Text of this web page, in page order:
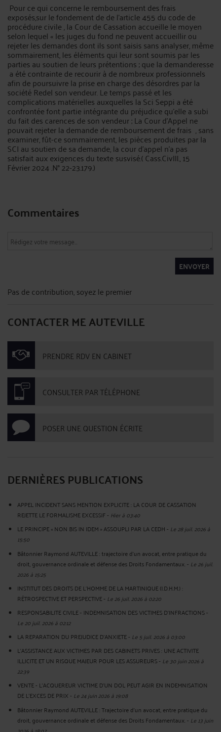
Pour ce qui concerne le remboursement des frais
exposés,sur le fondement de de l’article 455 du code de
procédure civile , la Cour de Cassation accueille le moyen
selon lequel « les juges du fond ne peuvent accueillir ou
rejeter les demandes dont ils sont saisis sans analyser, même
sommairement, les éléments qui leur sont soumis par les
parties au soutien de leurs prétentions ; que la demanderesse
a été contrainte de recourir à de nombreux professionnels
afin de poursuivre la prise en charge des désordres par la
société Redel son vendeur. Le temps passé et les
complications matérielles auxquelles la Sci Seppi a été
confrontée font partie intégrante du préjudice qu'elle a subi
du fait des carences de son vendeur ; La Cour d’Appel ne
pouvait rejeter la demande de remboursement de frais , sans
examiner, fût-ce sommairement, les pièces produites par la
SCI au soutien de sa demande, la cour d'appel n'a pas
satisfait aux exigences du texte susvisé.( Cass.CivIII., 15
Février 2024 .N° 22-23.179.)
Commentaires
ENVOYER
Pas de contribution, soyez le premier
CONTACTER ME AUTEVILLE
PRENDRE RDV EN CABINET
CONSULTER PAR TÉLÉPHONE
POSER UNE QUESTION ÉCRITE
DERNIÈRES PUBLICATIONS
APPEL INCIDENT SANS MENTION EXPLICITE : LA COUR DE CASSATION
REJETTE LE FORMALISME EXCESSIF- Hier à 03:40
LE PRINCIPE « NON BIS IN IDEM » ASSOUPLI PAR LA CEDH- Le 28 juil. 2026 à
15:50
Bâtonnier Raymond AUTEVILLE : trajectoire d’un avocat, entre pratique du
droit, gouvernance ordinale et défense des Droits Fondamentaux.- Le 26 juil.
2026 à 15:25
INSTITUT DES DROITS DE L'HOMME DE LA MARTINIQUE (I.D.H.M.) :
RÉTROSPECTIVE ET PERSPECTIVE- Le 26 juil. 2026 à 02:20
RESPONSABILITE CIVILE - INDEMNISATION DES VICTIMES D'INFRACTIONS-
Le 20 juil. 2026 à 02:12
LA REPARATION DU PREJUDICE D’ANXIETE- Le 5 juil. 2026 à 03:00
L'ASSISTANCE AUX VICTIMES PAR DES CABINETS PRIVES : UNE ACTIVITE
ILLICITE ET UN RISQUE MAJEUR POUR LES ASSUREURS- Le 30 juin 2026 à
22:39
VENTE - L'ACQUEREUR VICTIME D'UN DOL PEUT AGIR EN INDEMNISATION
DE L'EXCES DE PRIX- Le 24 juin 2026 à 19:08
Bâtonnier Raymond AUTEVILLE : Trajectoire d’un avocat, entre pratique du
droit, gouvernance ordinale et défense des Droits Fondamentaux.- Le 13 juin